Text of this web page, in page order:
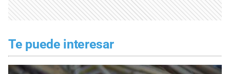
Te puede interesar